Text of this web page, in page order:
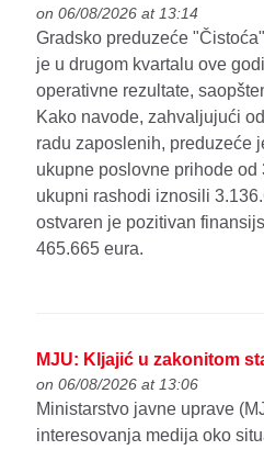
on 06/08/2026 at 13:14
Gradsko preduzeće
je u drugom kvartalu ove
operativne rezultate,
Kako navode, zahvaljujući
radu zaposlenih, preduzeće
ukupne poslovne prihode od
ukupni rashodi iznosili
ostvaren je pozitivan
465.665 eura.
MJU: Kljajić u zakonitom
on 06/08/2026 at 13:06
Ministarstvo javne uprave
interesovanja medija oko